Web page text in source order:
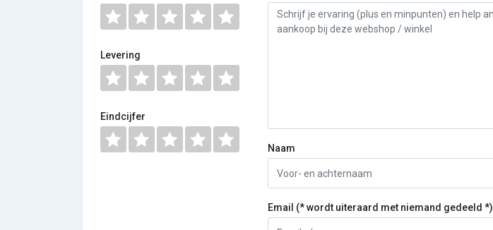
Levering
Eindcijfer
Naam
Email (* wordt uiteraard met niemand gedeeld *)